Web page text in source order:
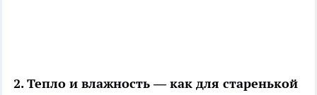
2. Тепло и влажность — как для старенькой